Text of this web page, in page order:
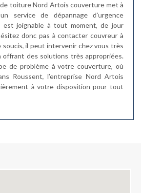
de toiture Nord Artois couverture met à
service de dépannage d’urgence
est joignable à tout moment, de jour
donc pas à contacter couvreur à
soucis, il peut intervenir chez vous très
des solutions très appropriées.
de problème à votre couverture, où
Roussent, l’entreprise Nord Artois
à votre disposition pour tout